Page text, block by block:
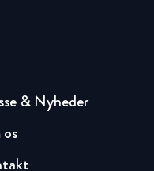
& Nyheder